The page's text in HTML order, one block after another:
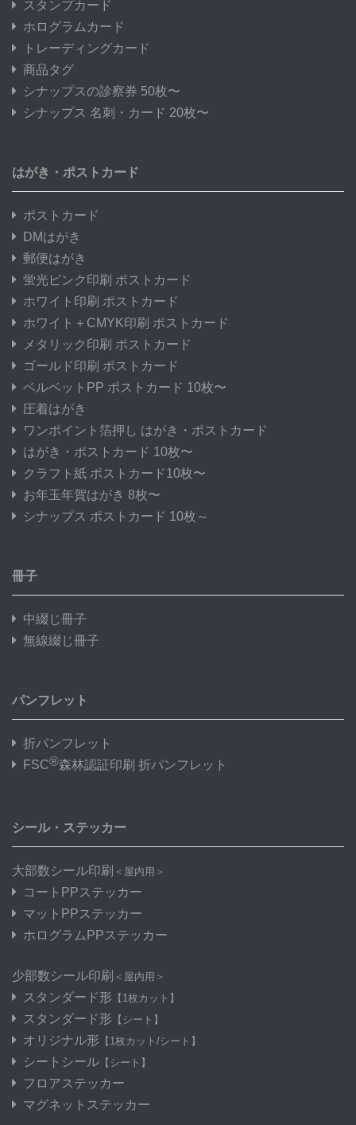
スタンプカード
ホログラムカード
トレーディングカード
商品タグ
シナップスの診察券 50枚〜
シナップス 名刺・カード 20枚〜
はがき・ポストカード
ポストカード
DMはがき
郵便はがき
蛍光ピンク印刷 ポストカード
ホワイト印刷 ポストカード
ホワイト＋CMYK印刷 ポストカード
メタリック印刷 ポストカード
ゴールド印刷 ポストカード
ベルベットPP ポストカード 10枚〜
圧着はがき
ワンポイント箔押し はがき・ポストカード
はがき・ポストカード 10枚〜
クラフト紙 ポストカード10枚〜
お年玉年賀はがき 8枚〜
シナップス ポストカード 10枚～
冊子
中綴じ冊子
無線綴じ冊子
パンフレット
折パンフレット
FSC®森林認証印刷 折パンフレット
シール・ステッカー
大部数シール印刷 ＜屋内用＞
コートPPステッカー
マットPPステッカー
ホログラムPPステッカー
少部数シール印刷 ＜屋内用＞
スタンダード形 【1枚カット】
スタンダード形 【シート】
オリジナル形 【1枚カット/シート】
シートシール 【シート】
フロアステッカー
マグネットステッカー